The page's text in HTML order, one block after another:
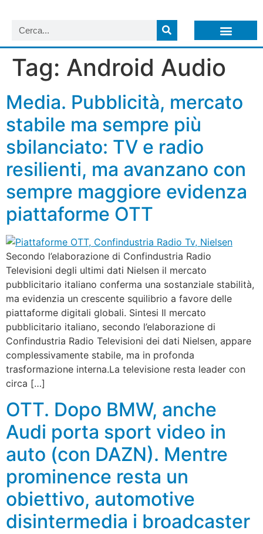
Tag: Android Audio
Media. Pubblicità, mercato
stabile ma sempre più
sbilanciato: TV e radio
resilienti, ma avanzano con
sempre maggiore evidenza
piattaforme OTT
Secondo l’elaborazione di Confindustria Radio
Televisioni degli ultimi dati Nielsen il mercato
pubblicitario italiano conferma una sostanziale stabilità,
ma evidenzia un crescente squilibrio a favore delle
piattaforme digitali globali. Sintesi Il mercato
pubblicitario italiano, secondo l’elaborazione di
Confindustria Radio Televisioni dei dati Nielsen, appare
complessivamente stabile, ma in profonda
trasformazione interna.La televisione resta leader con
circa […]
OTT. Dopo BMW, anche
Audi porta sport video in
auto (con DAZN). Mentre
prominence resta un
obiettivo, automotive
disintermedia i broadcaster